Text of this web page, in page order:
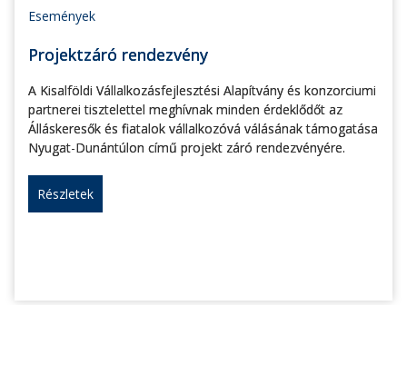
Események
Projektzáró rendezvény
A Kisalföldi Vállalkozásfejlesztési Alapítvány és konzorciumi
partnerei tisztelettel meghívnak minden érdeklődőt az
Álláskeresők és fiatalok vállalkozóvá válásának támogatása
Nyugat-Dunántúlon című projekt záró rendezvényére.
Részletek